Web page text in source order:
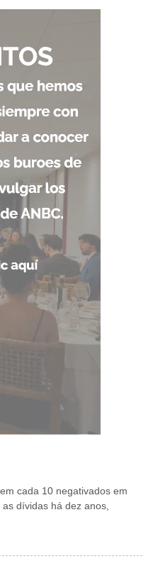
cada 10 negativados em
dívidas há dez anos,